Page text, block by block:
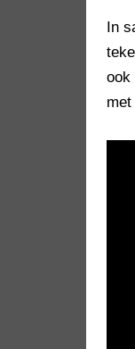
In
ook